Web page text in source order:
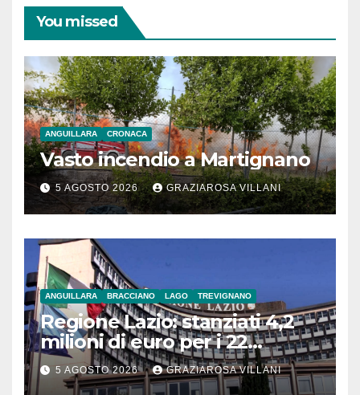
You missed
ANGUILLARA CRONACA
Vasto incendio a Martignano
5 AGOSTO 2026 GRAZIAROSA VILLANI
ANGUILLARA BRACCIANO LAGO TREVIGNANO
Regione Lazio: stanziati 4,2
milioni di euro per i 22
Comuni dell’Etruria
Meridionale
5 AGOSTO 2026 GRAZIAROSA VILLANI